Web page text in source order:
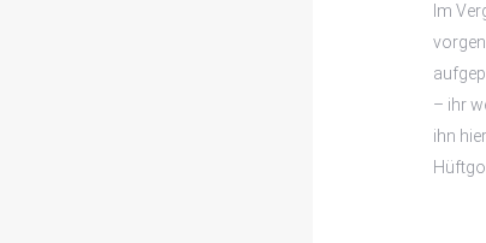
Im
– ihr
ihn